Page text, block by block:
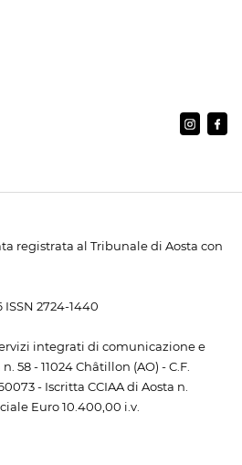
registrata al Tribunale di Aosta con
ISSN 2724-1440
integrati di comunicazione e
58 - 11024 Châtillon (AO) - C.F.
- Iscritta CCIAA di Aosta n.
Euro 10.400,00 i.v.